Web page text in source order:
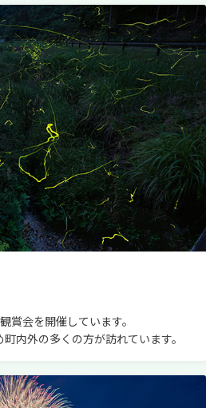
賞会を開催しています。
内外の多くの方が訪れています。